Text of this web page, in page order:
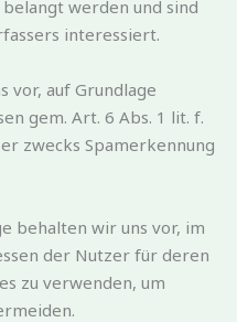
werden und sind
interessiert.
vor, auf Grundlage
gem. Art. 6 Abs. 1 lit. f.
zwecks Spamerkennung
behalten wir uns vor, im
der Nutzer für deren
zu verwenden, um